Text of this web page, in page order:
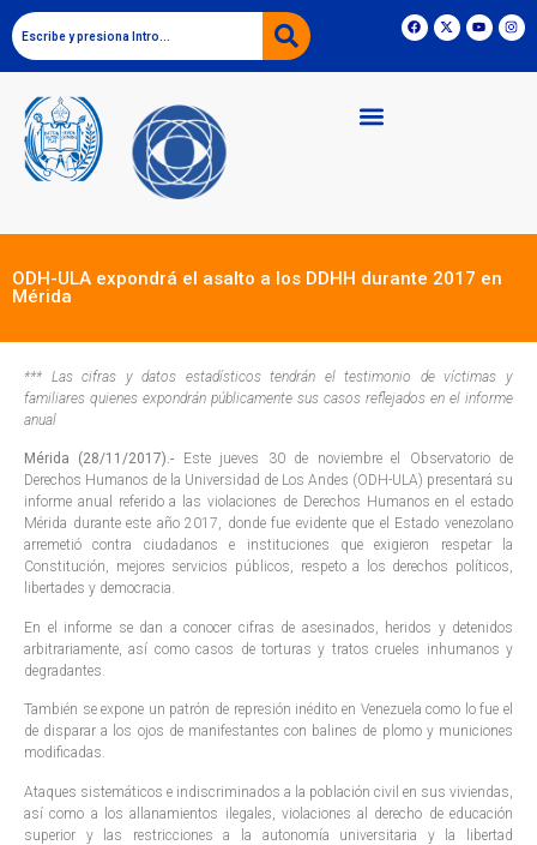
ODH-ULA expondrá el asalto a los DDHH durante 2017 en
Mérida
*** Las cifras y datos estadísticos tendrán el testimonio de víctimas y
familiares quienes expondrán públicamente sus casos reflejados en el informe
anual
Mérida (28/11/2017).- Este jueves 30 de noviembre el Observatorio de
Derechos Humanos de la Universidad de Los Andes (ODH-ULA) presentará su
informe anual referido a las violaciones de Derechos Humanos en el estado
Mérida durante este año 2017, donde fue evidente que el Estado venezolano
arremetió contra ciudadanos e instituciones que exigieron respetar la
Constitución, mejores servicios públicos, respeto a los derechos políticos,
libertades y democracia.
En el informe se dan a conocer cifras de asesinados, heridos y detenidos
arbitrariamente, así como casos de torturas y tratos crueles inhumanos y
degradantes.
También se expone un patrón de represión inédito en Venezuela como lo fue el
de disparar a los ojos de manifestantes con balines de plomo y municiones
modificadas.
Ataques sistemáticos e indiscriminados a la población civil en sus viviendas,
así como a los allanamientos ilegales, violaciones al derecho de educación
superior y las restricciones a la autonomía universitaria y la libertad